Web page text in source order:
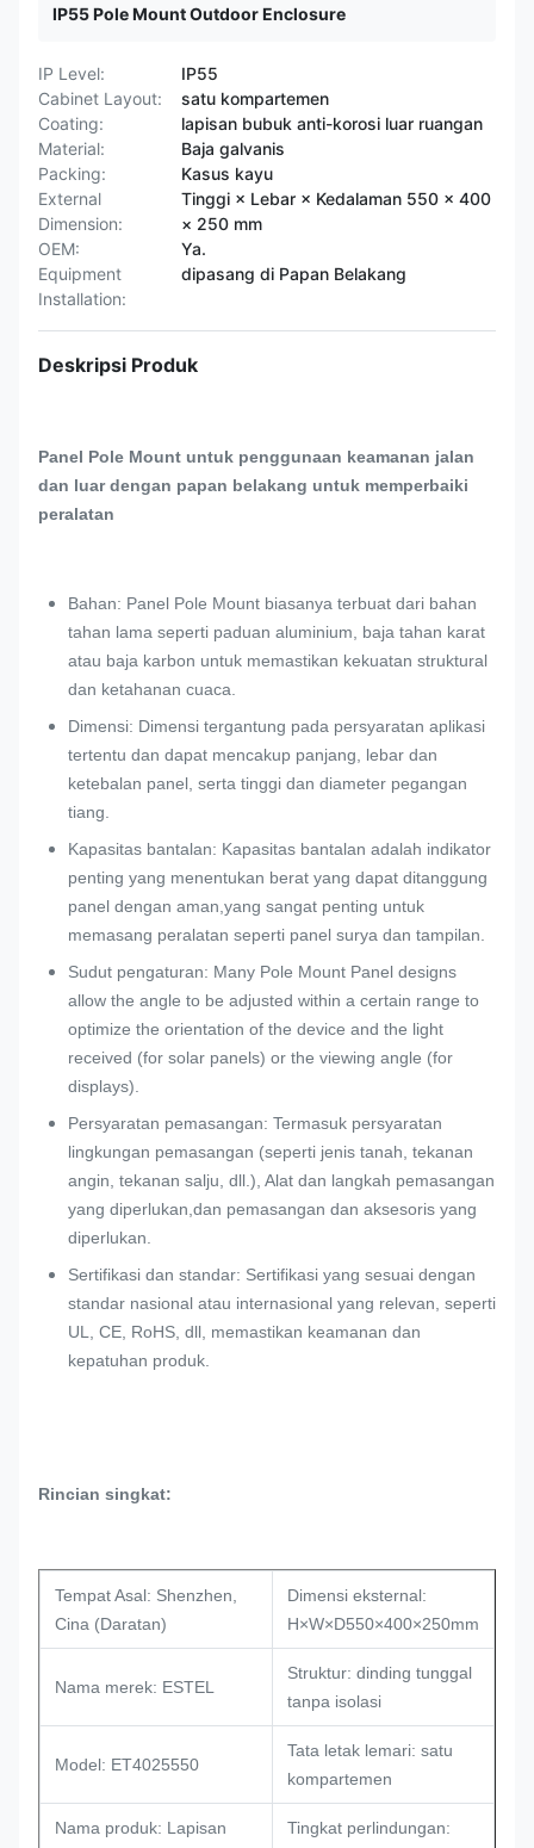
IP55 Pole Mount Outdoor Enclosure
IP Level:
IP55
Cabinet Layout:
satu kompartemen
Coating:
lapisan bubuk anti-korosi luar ruangan
Material:
Baja galvanis
Packing:
Kasus kayu
External
Dimension:
Tinggi × Lebar × Kedalaman 550 × 400
× 250 mm
OEM:
Ya.
Equipment
Installation:
dipasang di Papan Belakang
Deskripsi Produk
Panel Pole Mount untuk penggunaan keamanan jalan
dan luar dengan papan belakang untuk memperbaiki
peralatan
Bahan: Panel Pole Mount biasanya terbuat dari bahan
tahan lama seperti paduan aluminium, baja tahan karat
atau baja karbon untuk memastikan kekuatan struktural
dan ketahanan cuaca.
Dimensi: Dimensi tergantung pada persyaratan aplikasi
tertentu dan dapat mencakup panjang, lebar dan
ketebalan panel, serta tinggi dan diameter pegangan
tiang.
Kapasitas bantalan: Kapasitas bantalan adalah indikator
penting yang menentukan berat yang dapat ditanggung
panel dengan aman,yang sangat penting untuk
memasang peralatan seperti panel surya dan tampilan.
Sudut pengaturan: Many Pole Mount Panel designs
allow the angle to be adjusted within a certain range to
optimize the orientation of the device and the light
received (for solar panels) or the viewing angle (for
displays).
Persyaratan pemasangan: Termasuk persyaratan
lingkungan pemasangan (seperti jenis tanah, tekanan
angin, tekanan salju, dll.), Alat dan langkah pemasangan
yang diperlukan,dan pemasangan dan aksesoris yang
diperlukan.
Sertifikasi dan standar: Sertifikasi yang sesuai dengan
standar nasional atau internasional yang relevan, seperti
UL, CE, RoHS, dll, memastikan keamanan dan
kepatuhan produk.
Rincian singkat:
Tempat Asal: Shenzhen,
Cina (Daratan)
Dimensi eksternal:
H×W×D550×400×250mm
Nama merek: ESTEL
Struktur: dinding tunggal
tanpa isolasi
Model: ET4025550
Tata letak lemari: satu
kompartemen
Nama produk: Lapisan
Tingkat perlindungan: